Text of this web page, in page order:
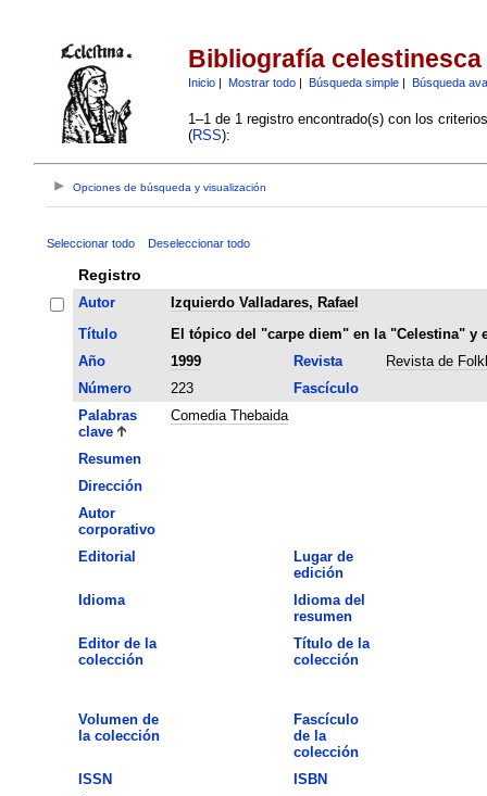
Bibliografía celestinesca
Inicio| Mostrar todo| Búsqueda simple| Búsqueda
1–1 de 1 registro encontrado(s) con los
(RSS):
Opciones de búsqueda y visualización
Seleccionar todo Deseleccionar todo
Registro
Autor
Izquierdo Valladares, Rafael
Título
El tópico del "carpe diem" en la "Celestina" y
Año
1999 Revista
Revista de
Número
223
Fascículo
Palabras
clave
Comedia Thebaida
Resumen
Dirección
Autor
corporativo
Editorial
Lugar de
edición
Idioma
Idioma del
resumen
Editor de la
colección
Título de la
colección
Volumen de
la colección
Fascículo
de la
colección
ISSN
ISBN